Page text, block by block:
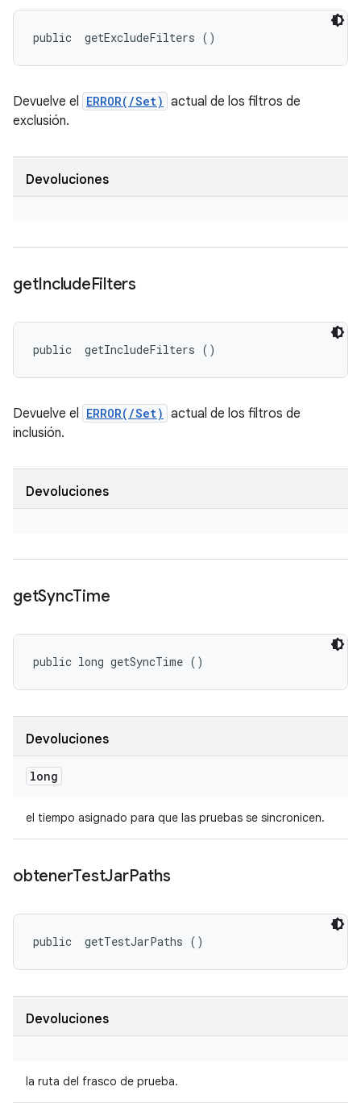
public getExcludeFilters ()
Devuelve el ERROR(/Set) actual de los filtros de
exclusión.
Devoluciones
getIncludeFilters
public getIncludeFilters ()
Devuelve el ERROR(/Set) actual de los filtros de
inclusión.
Devoluciones
getSyncTime
public long getSyncTime ()
Devoluciones
long
el tiempo asignado para que las pruebas se sincronicen.
obtenerTestJarPaths
public getTestJarPaths ()
Devoluciones
la ruta del frasco de prueba.